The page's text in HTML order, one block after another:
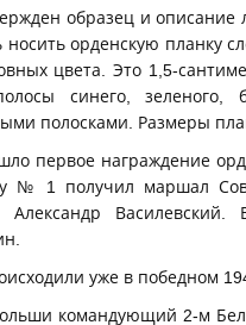
образец и
орденскую планку
цвета. Это 1,5-
синего, зеленого,
полосками. Размеры
первое награждение
№ 1 получил маршал
Александр
уже в победном
командующий 2-м